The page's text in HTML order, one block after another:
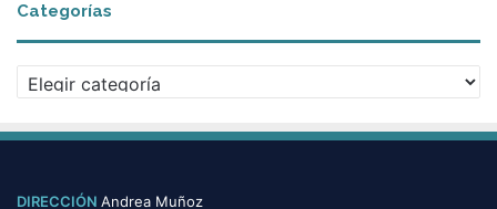
h
i
Categorías
a
e
o
DIRECCIÓN Andrea Muñoz